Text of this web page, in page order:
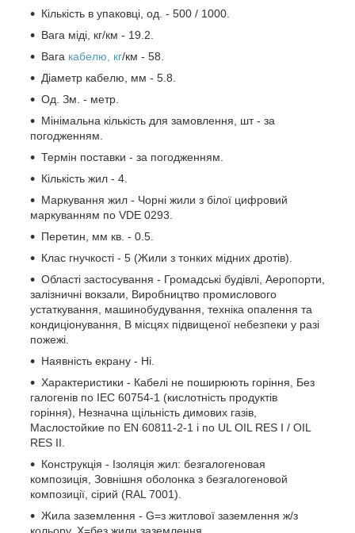
Кількість в упаковці, од. - 500 / 1000.
Вага міді, кг/км - 19.2.
Вага кабелю, кг/км - 58.
Діаметр кабелю, мм - 5.8.
Од. Зм. - метр.
Мінімальна кількість для замовлення, шт - за
погодженням.
Термін поставки - за погодженням.
Кількість жил - 4.
Маркування жил - Чорні жили з білої цифровий
маркуванням по VDE 0293.
Перетин, мм кв. - 0.5.
Клас гнучкості - 5 (Жили з тонких мідних дротів).
Області застосування - Громадські будівлі, Аеропорти,
залізничні вокзали, Виробництво промислового
устаткування, машинобудування, техніка опалення та
кондиціонування, В місцях підвищеної небезпеки у разі
пожежі.
Наявність екрану - Ні.
Характеристики - Кабелі не поширюють горіння, Без
галогенів по IEC 60754-1 (кислотність продуктів
горіння), Незначна щільність димових газів,
Маслостойкие по EN 60811-2-1 і по UL OIL RES I / OIL
RES II.
Конструкція - Ізоляція жил: безгалогеновая
композиція, Зовнішня оболонка з безгалогеновой
композиції, сірий (RAL 7001).
Жила заземлення - G=з житлової заземлення ж/з